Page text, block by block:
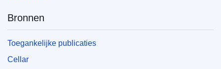
Bronnen
Toegankelijke publicaties
Cellar